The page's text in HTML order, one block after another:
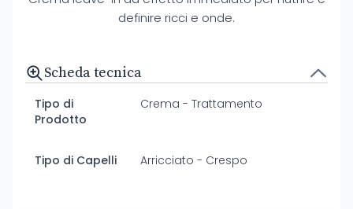
definire ricci e onde.
Scheda tecnica
Tipo di
Prodotto
Crema - Trattamento
Tipo di Capelli Arricciato - Crespo